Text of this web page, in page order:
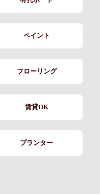
ペイント
フローリング
賃貸OK
プランター